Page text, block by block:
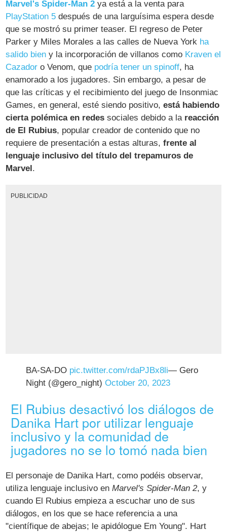
Marvel's Spider-Man 2 ya está a la venta para
PlayStation 5 después de una larguísima espera desde
que se mostró su primer teaser. El regreso de Peter
Parker y Miles Morales a las calles de Nueva York ha
salido bien y la incorporación de villanos como Kraven el
Cazador o Venom, que podría tener un spinoff, ha
enamorado a los jugadores. Sin embargo, a pesar de
que las críticas y el recibimiento del juego de Insonmiac
Games, en general, esté siendo positivo,está habiendo
cierta polémica en redes sociales debido a la reacción
de El Rubius, popular creador de contenido que no
requiere de presentación a estas alturas,frente al
lenguaje inclusivo del título del trepamuros de
Marvel.
PUBLICIDAD
BA-SA-DO pic.twitter.com/rdaPJBx8li— Gero
Night (@gero_night)October 20, 2023
El Rubius desactivó los diálogos de
Danika Hart por utilizar lenguaje
inclusivo y la comunidad de
jugadores no se lo tomó nada bien
El personaje de Danika Hart, como podéis observar,
utiliza lenguaje inclusivo enMarvel's Spider-Man 2, y
cuando El Rubius empieza a escuchar uno de sus
diálogos, en los que se hace referencia a una
"científique de abejas; le apidólogue Em Young". Hart